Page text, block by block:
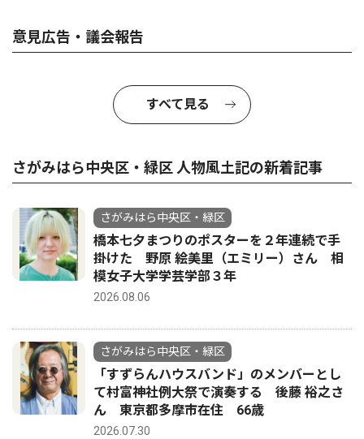
意見広告・議会報告
すべて見る
さがみはら中央区・緑区 人物風土記の新着記事
さがみはら中央区・緑区
橋本七夕まつりのポスターを２年連続で手
掛けた 野原 絵美里（エミリー）さん 相
模女子大学学芸学部３年
2026.08.06
さがみはら中央区・緑区
「すずらんハウスバンド」のメンバーとし
て村富神社例大祭で演奏する 後藤 裕之さ
ん 東京都多摩市在住 66歳
2026.07.30